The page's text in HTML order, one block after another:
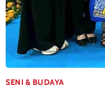
SENI & BUDAYA